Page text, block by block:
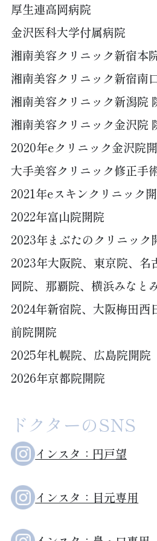
厚生連高岡病院
金沢医科大学付属病院
湘南美容クリニック新宿本
湘南美容クリニック新宿南
湘南美容クリニック新潟院
湘南美容クリニック金沢院
2020年eクリニック金沢院
大手美容クリニック修正手
2021年eスキンクリニック
2022年富山院開院
2023年まぶたのクリニック
2023年大阪院、東京院、名
岡院、那覇院、横浜みなと
2024年新宿院、大阪梅田西
前院開院
2025年札幌院、広島院開院
2026年京都院開院
ドクターのSNS
インスタ：円戸望
インスタ：目元専用